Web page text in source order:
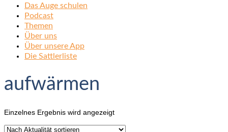
Das Auge schulen
Podcast
Themen
Über uns
Über unsere App
Die Sattlerliste
aufwärmen
Einzelnes Ergebnis wird angezeigt